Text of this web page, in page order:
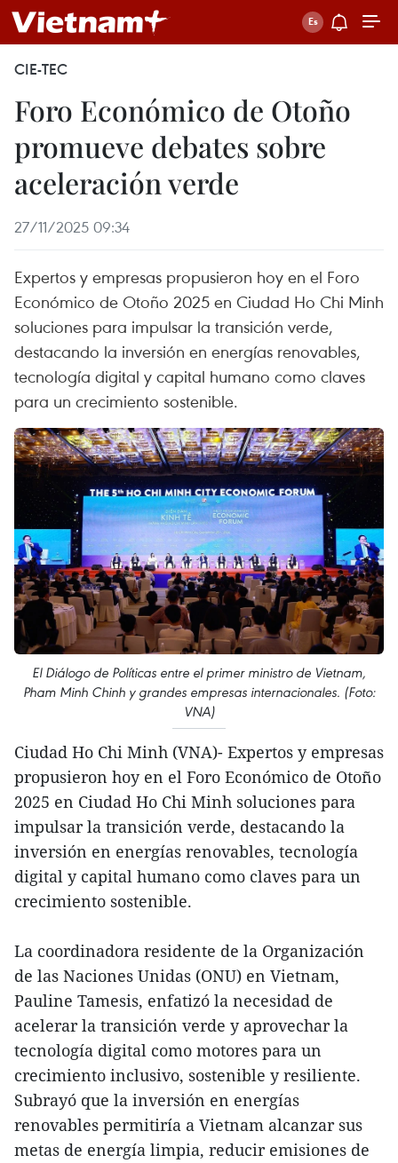
CIE-TEC
Foro Económico de Otoño
promueve debates sobre
aceleración verde
27/11/2025 09:34
Expertos y empresas propusieron hoy en el Foro
Económico de Otoño 2025 en Ciudad Ho Chi Minh
soluciones para impulsar la transición verde,
destacando la inversión en energías renovables,
tecnología digital y capital humano como claves
para un crecimiento sostenible.
El Diálogo de Políticas entre el primer ministro de Vietnam,
Pham Minh Chinh y grandes empresas internacionales. (Foto:
VNA)
Ciudad Ho Chi Minh (VNA)- Expertos y empresas
propusieron hoy en el Foro Económico de Otoño
2025 en Ciudad Ho Chi Minh soluciones para
impulsar la transición verde, destacando la
inversión en energías renovables, tecnología
digital y capital humano como claves para un
crecimiento sostenible.
La coordinadora residente de la Organización
de las Naciones Unidas (ONU) en Vietnam,
Pauline Tamesis, enfatizó la necesidad de
acelerar la transición verde y aprovechar la
tecnología digital como motores para un
crecimiento inclusivo, sostenible y resiliente.
Subrayó que la inversión en energías
renovables permitiría a Vietnam alcanzar sus
metas de energía limpia, reducir emisiones de